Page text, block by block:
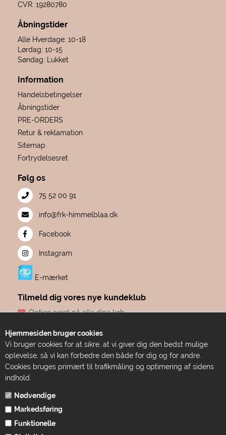
Hjemmesiden bruger cookies
Vi bruger cookies for at sikre, at vi giver dig den bedst mulige
oplevelse, så vi kan forbedre den både for dig og for andre.
Cookies bruges primært til trafikmåling og optimering af sidens
indhold.
Nødvendige
Markedsføring
Funktionelle
CVR: 19280780
Åbningstider
Alle Hverdage: 10-18
Lørdag: 10-15
Søndag: Lukket
Information
Handelsbetingelser
Åbningstider
PRE-ORDERS
Retur & reklamation
Sitemap
Fortrydelsesret
Følg os
75 52 00 91
info@frk-himmelblaa.dk
Facebook
Instagram
E-mærket
Tilmeld dig vores nye kundeklub
Optjen point på alle dine køb
Dine point udløber aldrig
Adgang til eksklusive tilbud før alle andre
Bare ren forkælelse
TILMELD DIG HER